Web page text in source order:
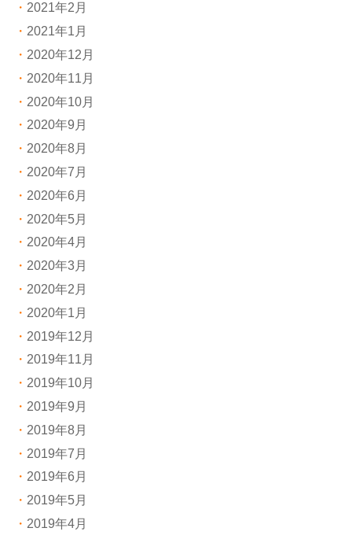
2021年2月
2021年1月
2020年12月
2020年11月
2020年10月
2020年9月
2020年8月
2020年7月
2020年6月
2020年5月
2020年4月
2020年3月
2020年2月
2020年1月
2019年12月
2019年11月
2019年10月
2019年9月
2019年8月
2019年7月
2019年6月
2019年5月
2019年4月